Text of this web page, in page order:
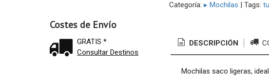
Costes de Envío
GRATIS *
Consultar Destinos
Categoría: ▸ Mochilas | Tags:
DESCRIPCIÓN
Mochilas saco ligeras,